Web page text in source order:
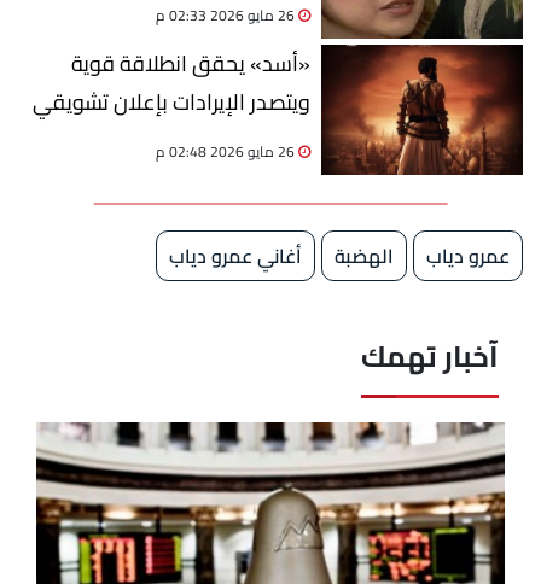
26 مايو 2026 02:33 م
«أسد» يحقق انطلاقة قوية
ويتصدر الإيرادات بإعلان تشويقي
جديد في عيد الأضحى
26 مايو 2026 02:48 م
عمرو دياب الهضبة أغاني عمرو دياب
آخبار تهمك